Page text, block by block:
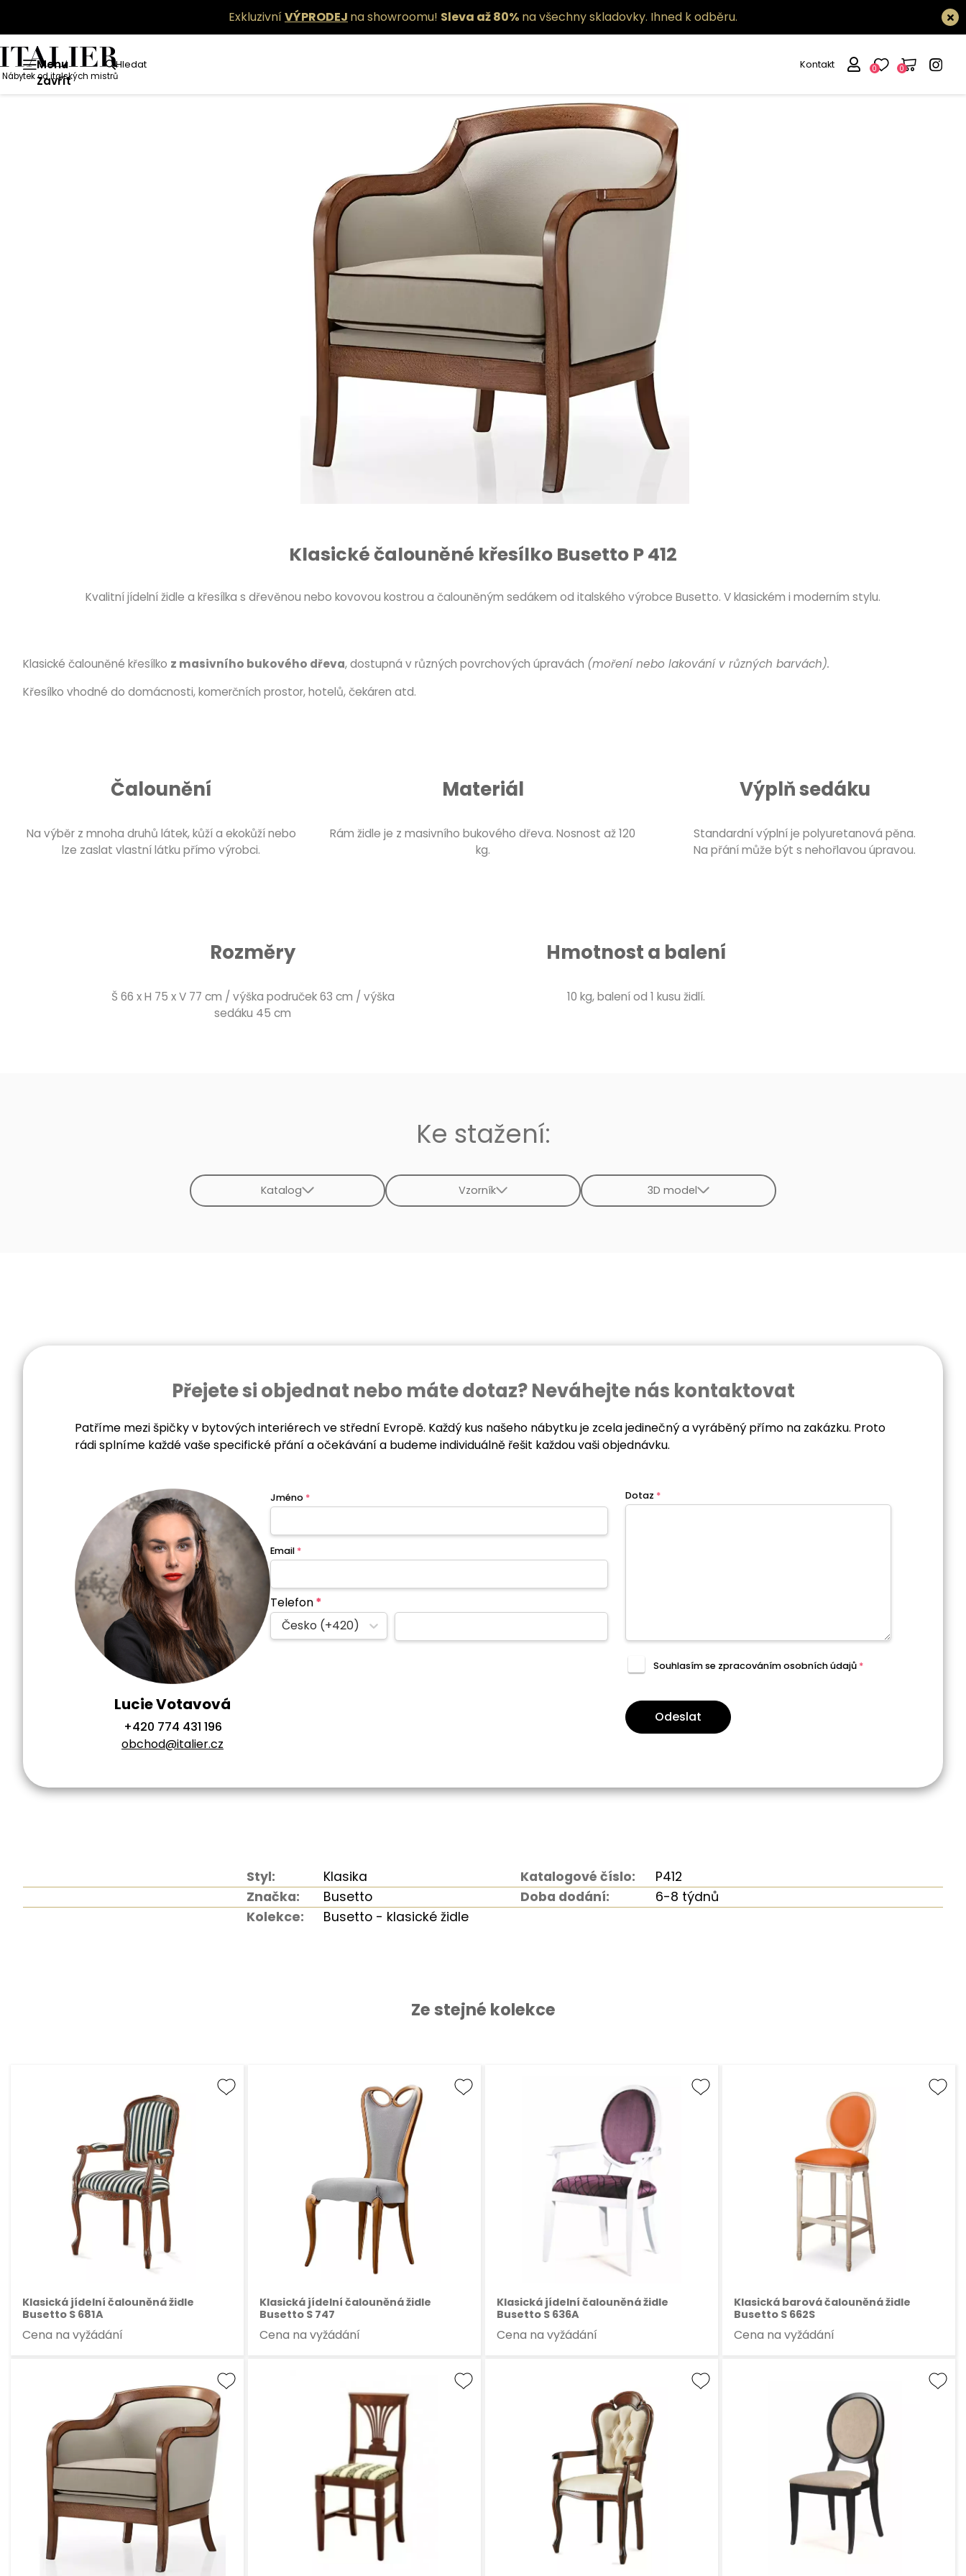
ExkluzivníVÝPRODEJ na showroomu! Sleva až 80% na všechny skladovky. Ihned k odběru.
Menu
Zavřít
Hledat
Nábytek od italských mistrů
Kontakt 0 0
Klasické čalouněné křesílko Busetto P 412
Kvalitní jídelní židle a křesílka s dřevěnou nebo kovovou kostrou a čalouněným sedákem od italského výrobce Busetto. V klasickém i moderním stylu.
Klasické čalouněné křesílko z masivního bukového dřeva, dostupná v různých povrchových úpravách (moření nebo lakování v různých barvách).
Křesílko vhodné do domácnosti, komerčních prostor, hotelů, čekáren atd.
Čalounění
Na výběr z mnoha druhů látek, kůží a ekokůží nebo
lze zaslat vlastní látku přímo výrobci.
Materiál
Rám židle je z masivního bukového dřeva. Nosnost až 120
kg.
Výplň sedáku
Standardní výplní je polyuretanová pěna.
Na přání může být s nehořlavou úpravou.
Rozměry
Š 66 x H 75 x V 77 cm / výška područek 63 cm / výška
sedáku 45 cm
Hmotnost a balení
10 kg, balení od 1 kusu židlí.
Ke stažení:
Katalog Vzorník 3D model
Přejete si objednat nebo máte dotaz? Neváhejte nás kontaktovat
Patříme mezi špičky v bytových interiérech ve střední Evropě. Každý kus našeho nábytku je zcela jedinečný a vyráběný přímo na zakázku. Proto
rádi splníme každé vaše specifické přání a očekávání a budeme individuálně řešit každou vaši objednávku.
Lucie Votavová
+420 774 431 196
obchod@italier.cz
Jméno *
Email *
Telefon*
Česko (+420)
Dotaz *
Souhlasím se zpracovánímosobních údajů *
Odeslat
Styl: Klasika Katalogové číslo:
P412
Značka:
Busetto Doba dodání:
6-8 týdnů
Kolekce:
Busetto - klasické židle
Ze stejné kolekce
Klasická jídelní čalouněná židle
Busetto S 681A
Cena na vyžádání
Klasická jídelní čalouněná židle
Busetto S 747
Cena na vyžádání
Klasická jídelní čalouněná židle
Busetto S 636A
Cena na vyžádání
Klasická barová čalouněná židle
Busetto S 662S
Cena na vyžádání